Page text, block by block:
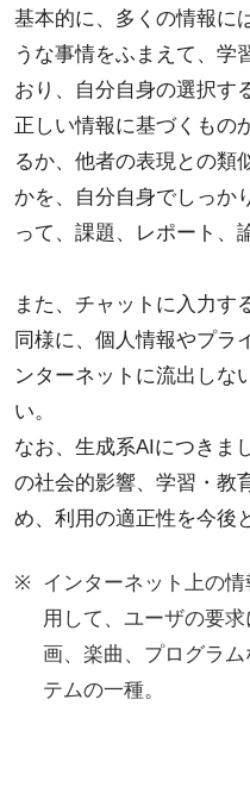
基本的に、多くの情報に
うな事情をふまえて、学
おり、自分自身の選択す
正しい情報に基づくもの
るか、他者の表現との類
かを、自分自身でしっか
って、課題、レポート、
また、チャットに入力す
同様に、個人情報やプラ
ンターネットに流出しな
い。
なお、生成系AIにつきま
の社会的影響、学習・教
め、利用の適正性を今後
インターネット上の
用して、ユーザの要
画、楽曲、プログラ
テムの一種。